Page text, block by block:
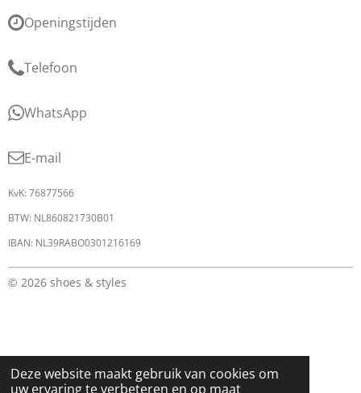
Deze website maakt gebruik van cookies om
uw ervaring te verbeteren en op maat
Openingstijden
Telefoon
WhatsApp
E-mail
KvK: 76877566
BTW: NL860821730B01
IBAN: NL39RABO0301216169
© 2026 shoes & styles